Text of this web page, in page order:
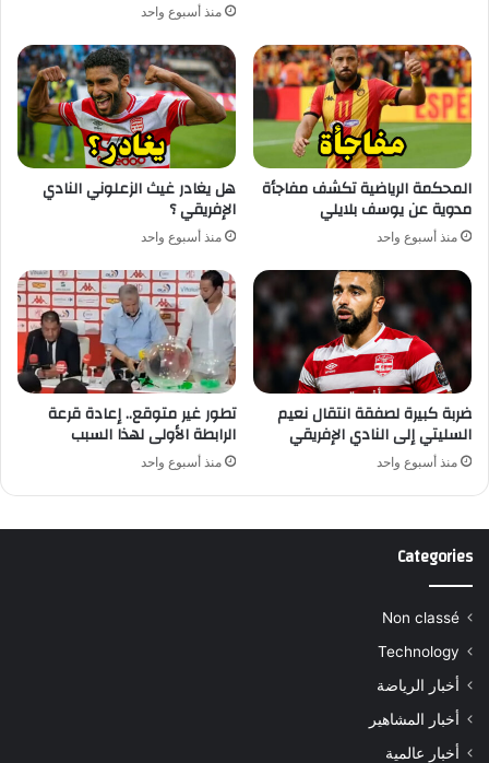
منذ أسبوع واحد
المحكمة الرياضية تكشف مفاجأة
مدوية عن يوسف بلايلي
منذ أسبوع واحد
هل يغادر غيث الزعلوني النادي
الإفريقي ؟
منذ أسبوع واحد
ضربة كبيرة لصفقة انتقال نعيم
السليتي إلى النادي الإفريقي
منذ أسبوع واحد
تطور غير متوقع.. إعادة قرعة
الرابطة الأولى لهذا السبب
منذ أسبوع واحد
Categories
Non classé
Technology
أخبار الرياضة
أخبار المشاهير
أخبار عالمية